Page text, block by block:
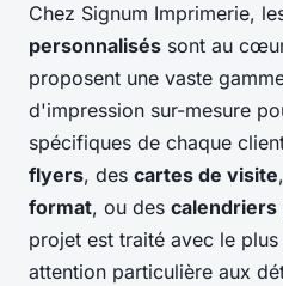
Chez Signum Imprimerie,
personnalisés sont au
proposent une vaste
d'impression sur-mesure
spécifiques de chaque
flyers, des cartes de visite
format, ou des calendriers
projet est traité avec le
attention particulière aux